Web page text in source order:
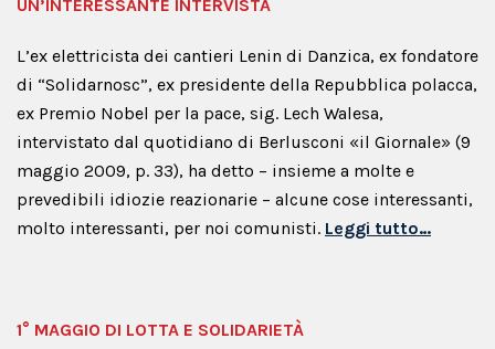
UN’INTERESSANTE INTERVISTA
L’ex elettricista dei cantieri Lenin di Danzica, ex fondatore
di “Solidarnosc”, ex presidente della Repubblica polacca,
ex Premio Nobel per la pace, sig. Lech Walesa,
intervistato dal quotidiano di Berlusconi «il Giornale» (9
maggio 2009, p. 33), ha detto – insieme a molte e
prevedibili idiozie reazionarie – alcune cose interessanti,
molto interessanti, per noi comunisti. Leggi tutto…
1° MAGGIO DI LOTTA E SOLIDARIETÀ